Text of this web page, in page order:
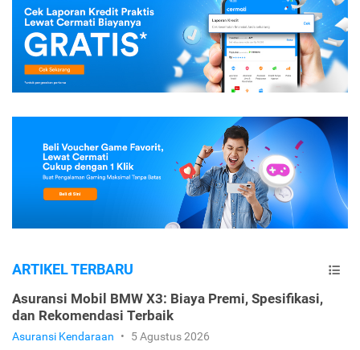
ARTIKEL TERBARU
Asuransi Mobil BMW X3: Biaya Premi, Spesifikasi,
dan Rekomendasi Terbaik
Asuransi Kendaraan • 5 Agustus 2026